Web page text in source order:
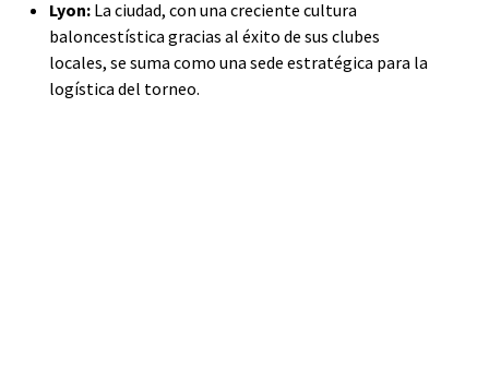
Lyon:La ciudad, con una creciente cultura
baloncestística gracias al éxito de sus clubes
locales, se suma como una sede estratégica para la
logística del torneo.